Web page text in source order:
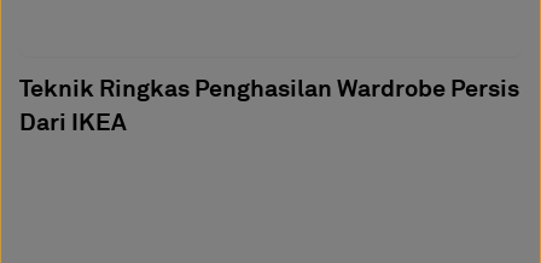
Teknik Ringkas Penghasilan Wardrobe Persis
Dari IKEA